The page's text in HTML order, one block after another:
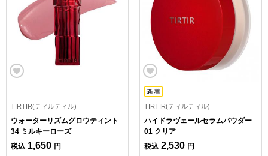
TIRTIR(ティルティル)
ウォーターリズムグロウティント
34 ミルキーローズ
税込 1,650 円
TIRTIR(ティルティル)
ハイドラヴェールセラムパウダー
01 クリア
税込 2,530 円